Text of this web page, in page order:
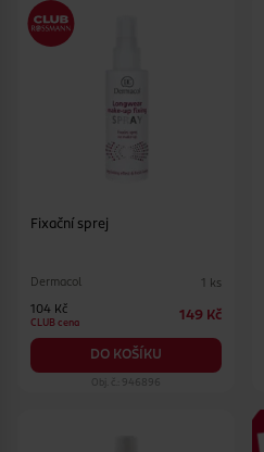
Fixační sprej
Dermacol 1 ks
104 Kč
CLUB cena
149 Kč
DO KOŠÍKU
Obj. č.: 946896